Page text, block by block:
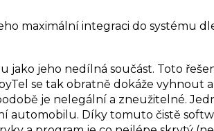
maximální integraci do systému
jako jeho nedílná součást. Toto
se tak obratně dokáže vyhnout
je nelegální a zneužitelné.
automobilu. Díky tomuto čistě